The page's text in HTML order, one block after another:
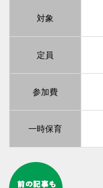
対象
定員
参加費
一時保育